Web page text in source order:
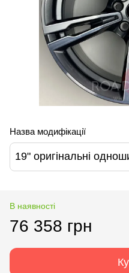
Назва модифікації
В наявності
76 358 грн